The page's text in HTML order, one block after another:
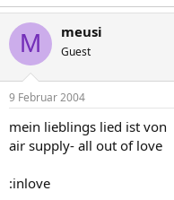
M meusi
Guest
9 Februar 2004
mein lieblings lied ist von
air supply- all out of love
:inlove